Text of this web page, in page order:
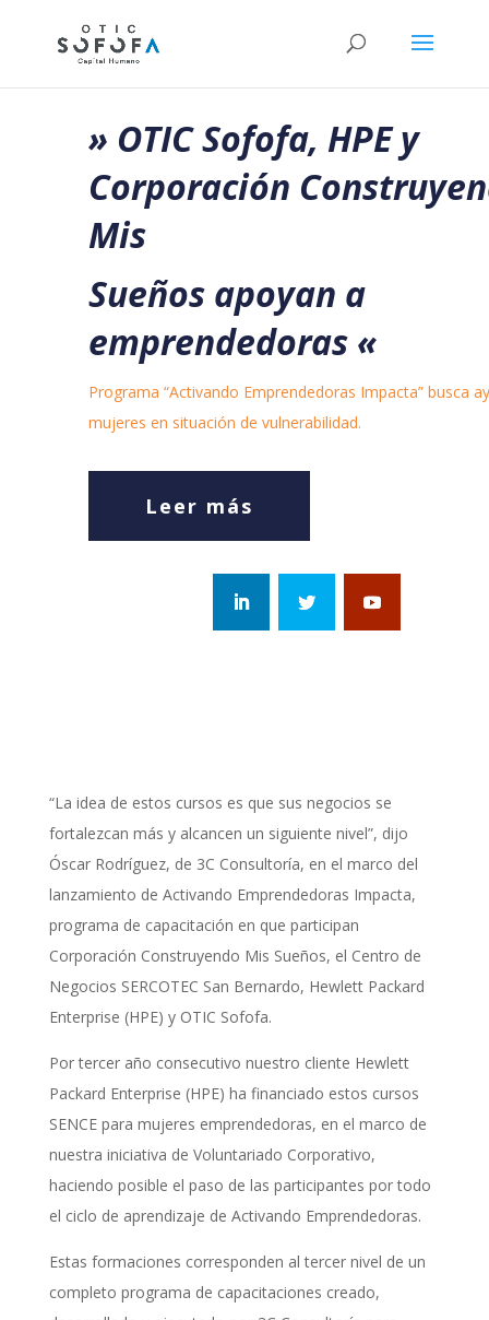
» OTIC Sofofa, HPE y
Corporación
Mis
Sueños apoyan a
emprendedoras «
Programa “Activando Emprendedoras Impacta” busca
mujeres en situación de vulnerabilidad.
Leer más
“La idea de estos cursos es que sus negocios se
fortalezcan más y alcancen un siguiente nivel”, dijo
Óscar Rodríguez, de 3C Consultoría, en el marco del
lanzamiento de Activando Emprendedoras Impacta,
programa de capacitación en que participan
Corporación Construyendo Mis Sueños, el Centro de
Negocios SERCOTEC San Bernardo, Hewlett Packard
Enterprise (HPE) y OTIC Sofofa.
Por tercer año consecutivo nuestro cliente Hewlett
Packard Enterprise (HPE) ha financiado estos cursos
SENCE para mujeres emprendedoras, en el marco de
nuestra iniciativa de Voluntariado Corporativo,
haciendo posible el paso de las participantes por todo
el ciclo de aprendizaje de Activando Emprendedoras.
Estas formaciones corresponden al tercer nivel de un
completo programa de capacitaciones creado,